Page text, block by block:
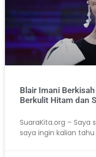
Blair Imani
Berkulit Hitam dan
SuaraKita.org – Saya
saya ingin kalian